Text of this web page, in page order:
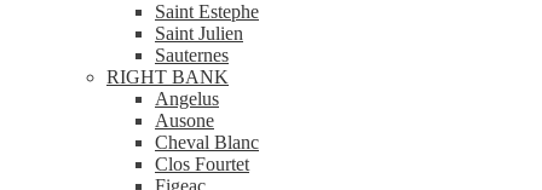
Saint Estephe
Saint Julien
Sauternes
RIGHT BANK
Angelus
Ausone
Cheval Blanc
Clos Fourtet
Figeac